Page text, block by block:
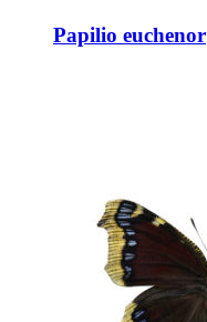
Papilio euchenor